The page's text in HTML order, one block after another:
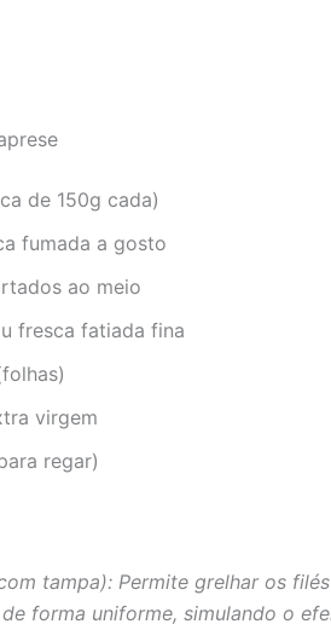
de 150g cada)
fumada a gosto
ao meio
fresca fatiada fina
virgem
regar)
tampa): Permite grelhar os
forma uniforme, simulando o